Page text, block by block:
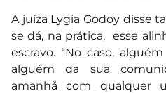
A juíza Lygia Godoy disse
se dá, na prática, esse
escravo. “No caso,
alguém da sua
amanhã com qualquer